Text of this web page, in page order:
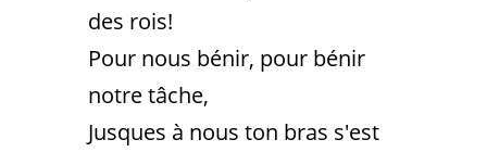
des rois!
Pour nous bénir, pour bénir
notre tâche,
Jusques à nous ton bras s'est